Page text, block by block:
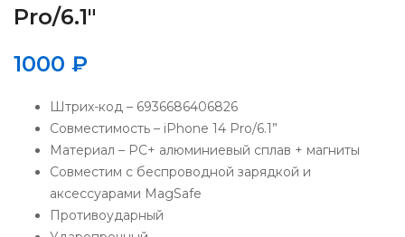
Pro/6.1″
1000 ₽
Штрих-код – 6936686406826
Совместимость – iPhone 14 Pro/6.1”
Материал – PC+ алюминиевый сплав + магниты
Совместим с беспроводной зарядкой и
аксессуарами MagSafe
Противоударный